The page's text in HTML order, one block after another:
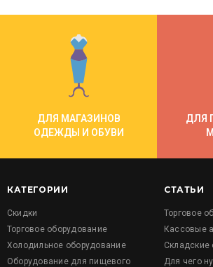
ДЛЯ МАГАЗИНОВ
ОДЕЖДЫ И ОБУВИ
ДЛЯ
КАТЕГОРИИ
Скидки
Торговое оборудование
Холодильное оборудование
Оборудование для пищевого
СТАТЬИ
Торговое
Кассовые
Складские
Для чего